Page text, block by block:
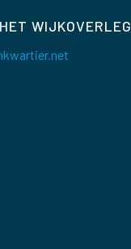
WIJKOVERLEG